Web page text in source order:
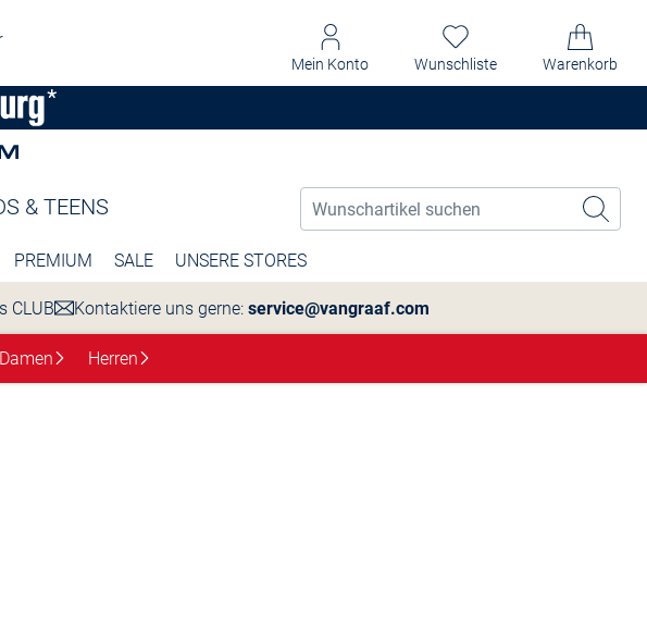
Mein Konto Wunschliste Warenkorb
& TEENS
PREMIUM SALE UNSERE STORES
CLUB Kontaktiere uns gerne: service@vangraaf.com
Damen Herren